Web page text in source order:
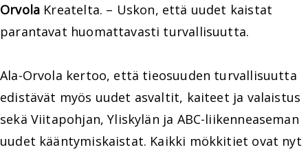
Orvola Kreatelta. – Uskon, että uudet kaistat
parantavat huomattavasti turvallisuutta.
Ala-Orvola kertoo, että tieosuuden turvallisuutta
edistävät myös uudet asvaltit, kaiteet ja valaistus
sekä Viitapohjan, Yliskylän ja ABC-liikenneaseman
uudet kääntymiskaistat. Kaikki mökkitiet ovat nyt